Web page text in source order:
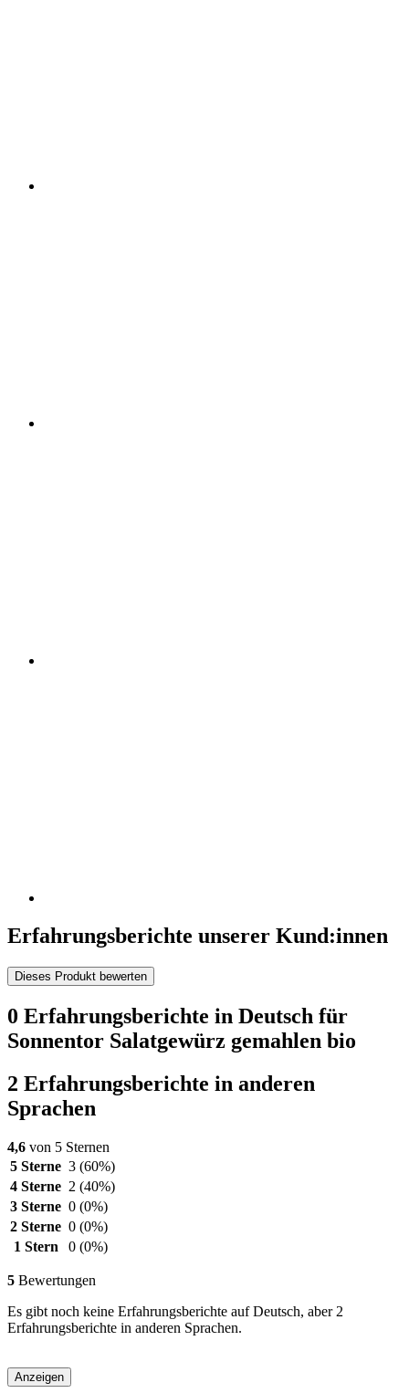
Erfahrungsberichte unserer Kund:innen
Dieses Produkt bewerten
0 Erfahrungsberichte in Deutsch für
Sonnentor Salatgewürz gemahlen bio
2 Erfahrungsberichte in anderen
Sprachen
4,6 von 5 Sternen
5 Sterne 3 (60%)
4 Sterne 2 (40%)
3 Sterne 0 (0%)
2 Sterne 0 (0%)
1 Stern
0 (0%)
5 Bewertungen
Es gibt noch keine Erfahrungsberichte auf Deutsch, aber 2
Erfahrungsberichte in anderen Sprachen.
Anzeigen